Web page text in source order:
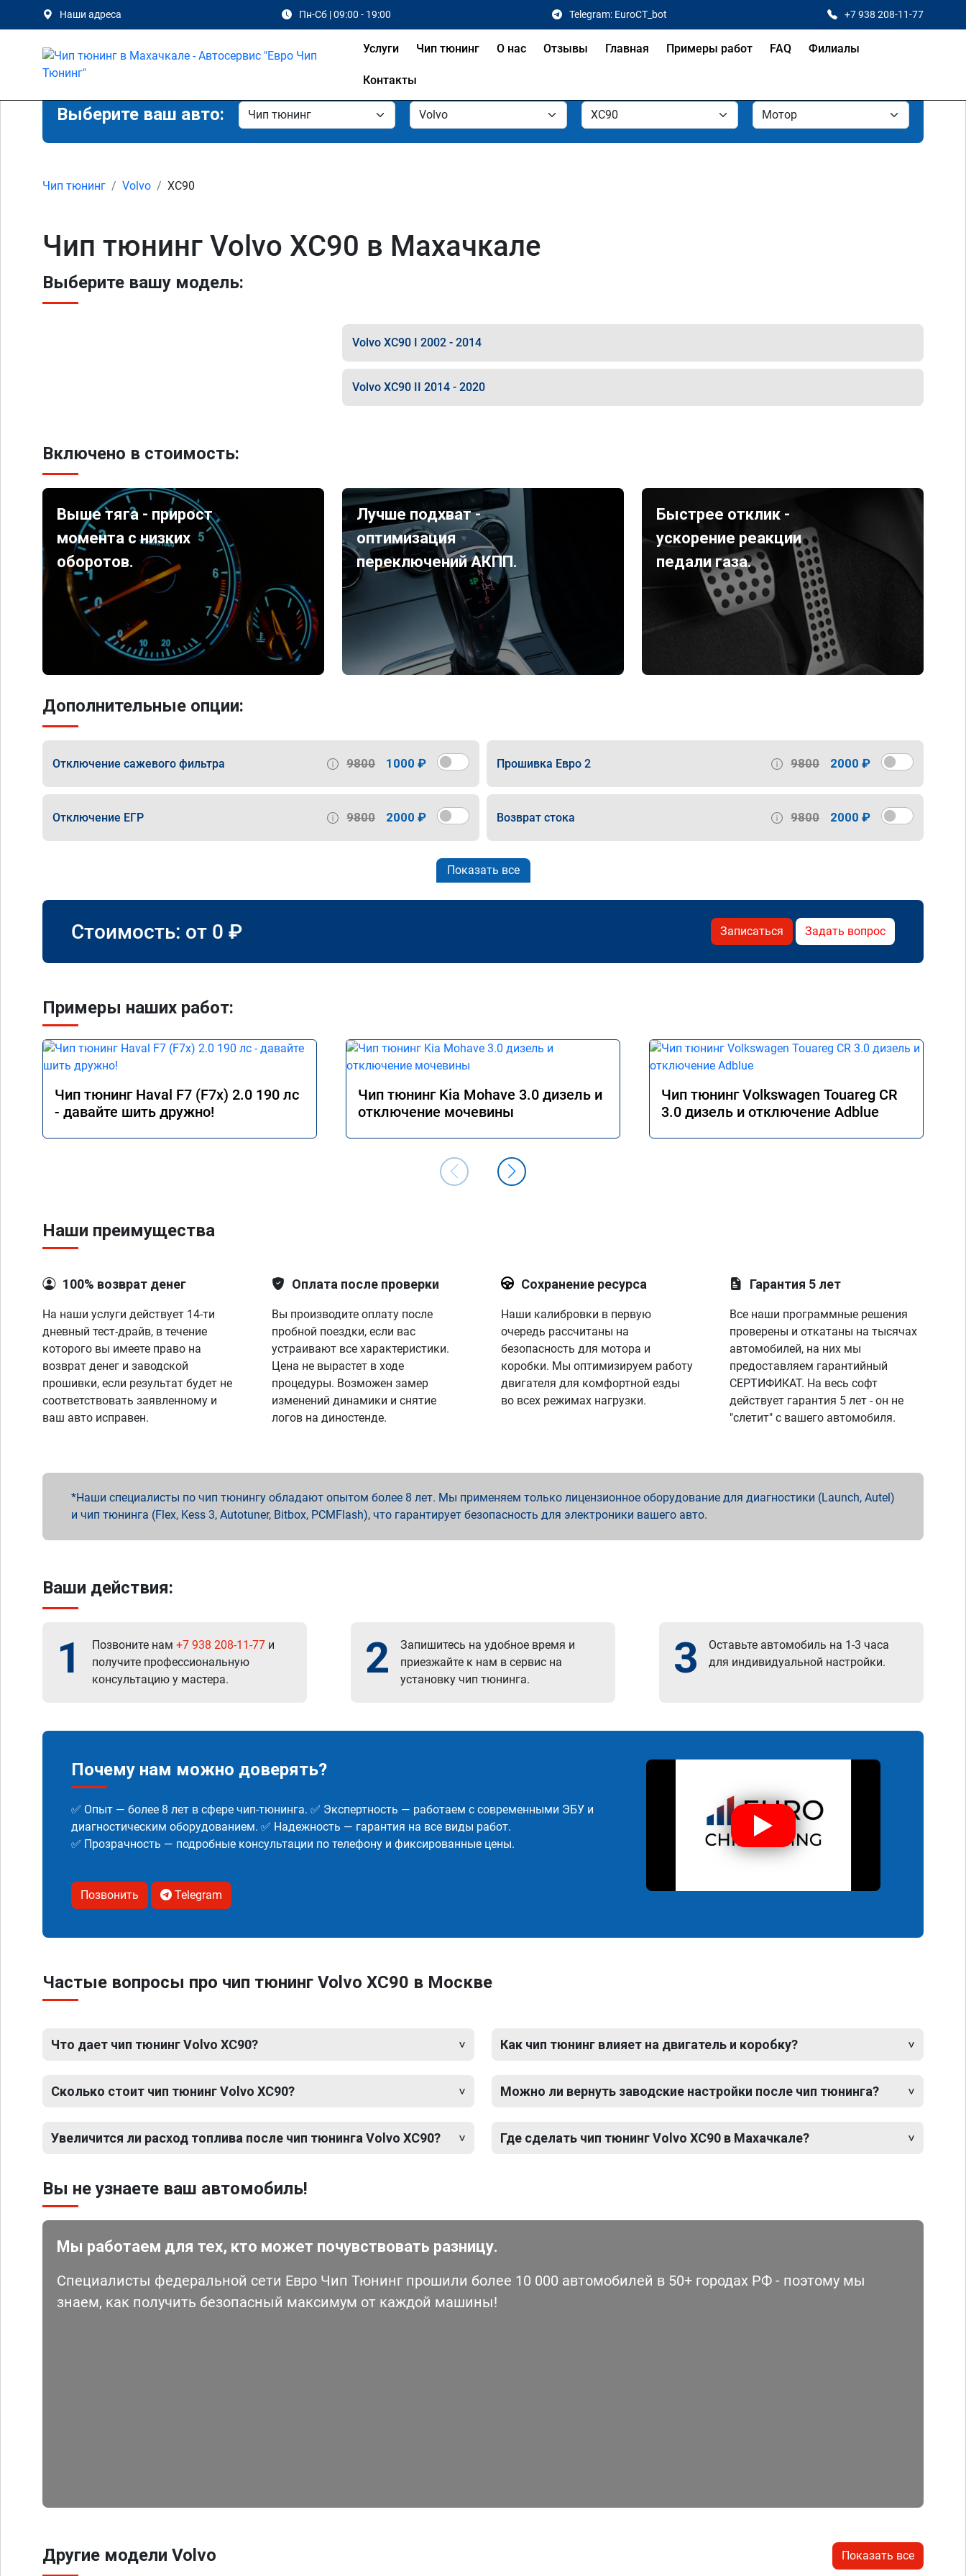
Наши адреса Пн-Сб | 09:00 - 19:00 Telegram: EuroCT_bot +7 938 208-11-77
Услуги Чип тюнинг О нас Отзывы Главная Примеры работ FAQ Филиалы
Контакты
Выберите ваш авто:
Чип тюнинг Volvo XC90
Чип тюнинг Volvo XC90 в Махачкале
Выберите вашу модель:
Volvo XC90 I 2002 - 2014
Volvo XC90 II 2014 - 2020
Включено в стоимость:
Выше тяга - прирост
момента с низких
оборотов.
Лучше подхват -
оптимизация
переключений АКПП.
Быстрее отклик -
ускорение реакции
педали газа.
Дополнительные опции:
Отключение сажевого фильтра 9800 1000 ₽ Прошивка Евро 2 9800 2000 ₽
Отключение ЕГР 9800 2000 ₽ Возврат стока 9800 2000 ₽
Показать все
Стоимость: от 0 ₽ Записаться Задать вопрос
Примеры наших работ:
Чип тюнинг Haval F7 (F7x) 2.0 190 лс
- давайте шить дружно!
Чип тюнинг Kia Mohave 3.0 дизель и
отключение мочевины
Чип тюнинг Volkswagen Touareg CR
3.0 дизель и отключение Adblue
Наши преимущества
100% возврат денег
На наши услуги действует 14-ти
дневный тест-драйв, в течение
которого вы имеете право на
возврат денег и заводской
прошивки, если результат будет не
соответствовать заявленному и
ваш авто исправен.
Оплата после проверки
Вы производите оплату после
пробной поездки, если вас
устраивают все характеристики.
Цена не вырастет в ходе
процедуры. Возможен замер
изменений динамики и снятие
логов на диностенде.
Сохранение ресурса
Наши калибровки в первую
очередь рассчитаны на
безопасность для мотора и
коробки. Мы оптимизируем работу
двигателя для комфортной езды
во всех режимах нагрузки.
Гарантия 5 лет
Все наши программные решения
проверены и откатаны на тысячах
автомобилей, на них мы
предоставляем гарантийный
СЕРТИФИКАТ. На весь софт
действует гарантия 5 лет - он не
"слетит" с вашего автомобиля.
Наши специалисты по чип тюнингу обладают опытом более 8 лет. Мы применяем только лицензионное оборудование для диагностики (Launch, Autel)
и чип тюнинга (Flex, Kess 3, Autotuner, Bitbox, PCMFlash), что гарантирует безопасность для электроники вашего авто.
Ваши действия:
1 Позвоните нам +7 938 208-11-77 и
получите профессиональную
консультацию у мастера.
2
Запишитесь на удобное время и
приезжайте к нам в сервис на
установку чип тюнинга.
3
Оставьте автомобиль на 1-3 часа
для индивидуальной настройки.
Почему нам можно доверять?
✅ Опыт — более 8 лет в сфере чип-тюнинга. ✅ Экспертность — работаем с современными ЭБУ и
диагностическим оборудованием. ✅ Надежность — гарантия на все виды работ.
✅ Прозрачность — подробные консультации по телефону и фиксированные цены.
Позвонить Telegram
Частые вопросы про чип тюнинг Volvo XC90 в Москве
Что дает чип тюнинг Volvo XC90?
Сколько стоит чип тюнинг Volvo XC90?
Увеличится ли расход топлива после чип тюнинга Volvo XC90?
Как чип тюнинг влияет на двигатель и коробку?
Можно ли вернуть заводские настройки после чип тюнинга?
Где сделать чип тюнинг Volvo XC90 в Махачкале?
Вы не узнаете ваш автомобиль!
Мы работаем для тех, кто может почувствовать разницу.
Специалисты федеральной сети Евро Чип Тюнинг прошили более 10 000 автомобилей в 50+ городах РФ - поэтому мы
знаем, как получить безопасный максимум от каждой машины!
Другие модели Volvo Показать все